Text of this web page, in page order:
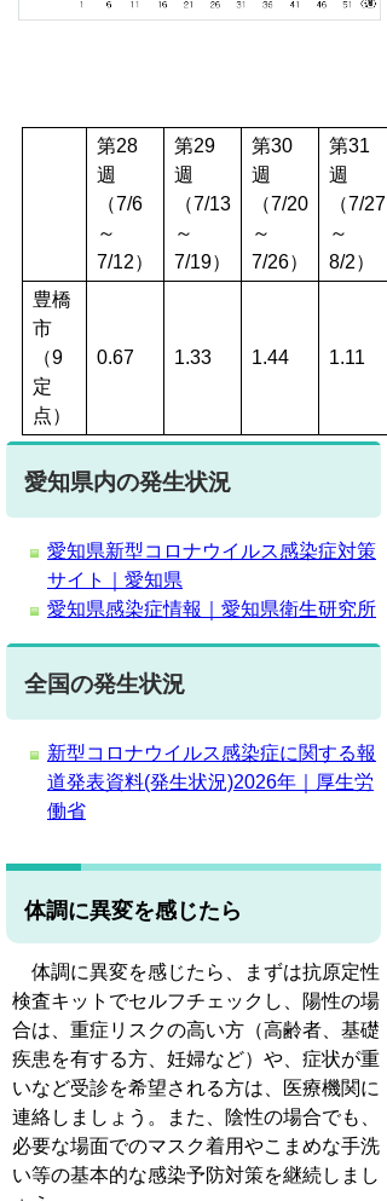
第28
週
（7/6
～
7/12）
第29
週
（7/13
～
7/19）
第30
週
（7/20
～
7/26）
第31
週
（7/27
～
8/2）
豊橋
市
（9
定
点）
0.67 1.33 1.44 1.11
愛知県内の発生状況
愛知県新型コロナウイルス感染症対策
サイト｜愛知県
愛知県感染症情報｜愛知県衛生研究所
全国の発生状況
新型コロナウイルス感染症に関する報
道発表資料(発生状況)2026年｜厚生労
働省
体調に異変を感じたら
体調に異変を感じたら、まずは抗原定性
検査キットでセルフチェックし、陽性の場
合は、重症リスクの高い方（高齢者、基礎
疾患を有する方、妊婦など）や、症状が重
いなど受診を希望される方は、医療機関に
連絡しましょう。また、陰性の場合でも、
必要な場面でのマスク着用やこまめな手洗
い等の基本的な感染予防対策を継続しまし